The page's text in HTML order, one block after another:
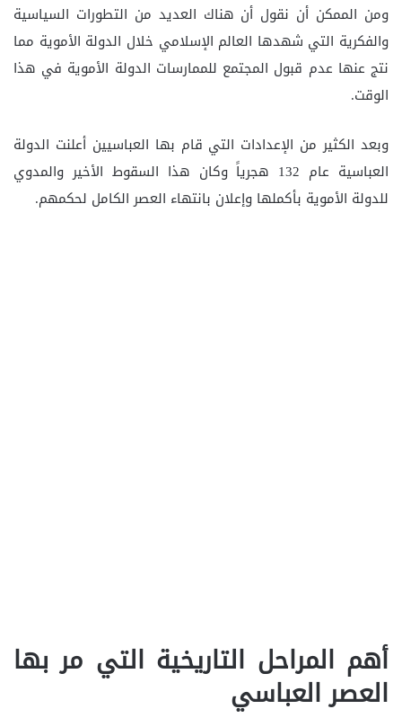
ومن الممكن أن نقول أن هناك العديد من التطورات السياسية
والفكرية التي شهدها العالم الإسلامي خلال الدولة الأموية مما
نتج عنها عدم قبول المجتمع للممارسات الدولة الأموية في هذا
الوقت.
وبعد الكثير من الإعدادات التي قام بها العباسيين أعلنت الدولة
العباسية عام 132 هجرياً وكان هذا السقوط الأخير والمدوي
للدولة الأموية بأكملها وإعلان بانتهاء العصر الكامل لحكمهم.
أهم المراحل التاريخية التي مر بها
العصر العباسي